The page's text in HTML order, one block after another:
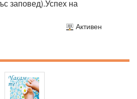
заповед).Успех на
Активен